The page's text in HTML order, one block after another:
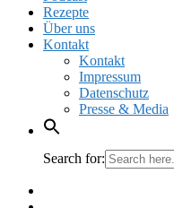
Rezepte
Über uns
Kontakt
Kontakt
Impressum
Datenschutz
Presse & Media
Search for: